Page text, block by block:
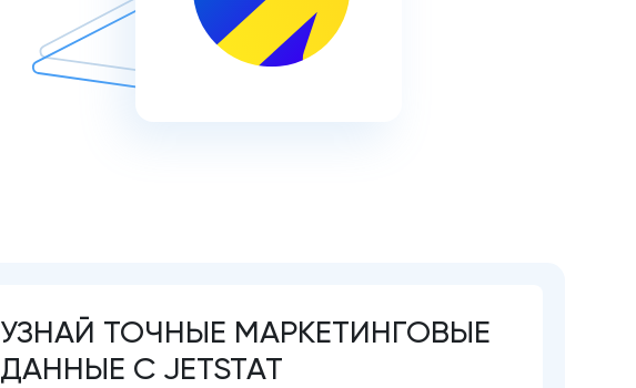
УЗНАЙ ТОЧНЫЕ МАРКЕТИНГОВЫЕ
ДАННЫЕ С JETSTAT